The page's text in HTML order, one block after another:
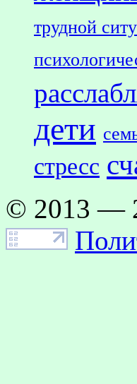
трудной
дети
стресс
© 2013 —